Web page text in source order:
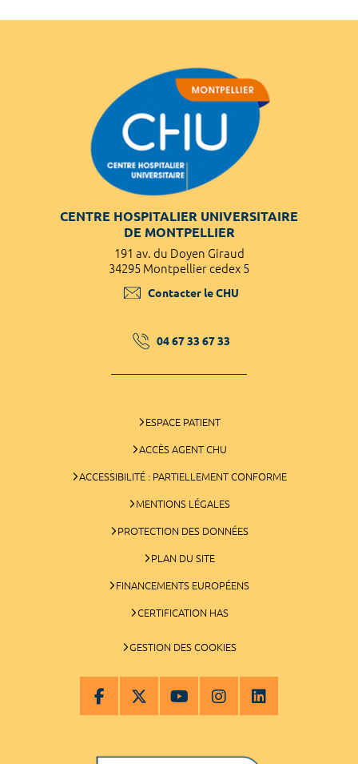
CENTRE HOSPITALIER UNIVERSITAIRE
DE MONTPELLIER
191 av. du Doyen Giraud
34295 Montpellier cedex 5
Contacter le CHU
04 67 33 67 33
ESPACE PATIENT
ACCÈS AGENT CHU
ACCESSIBILITÉ : PARTIELLEMENT CONFORME
MENTIONS LÉGALES
PROTECTION DES DONNÉES
PLAN DU SITE
FINANCEMENTS EUROPÉENS
CERTIFICATION HAS
GESTION DES COOKIES